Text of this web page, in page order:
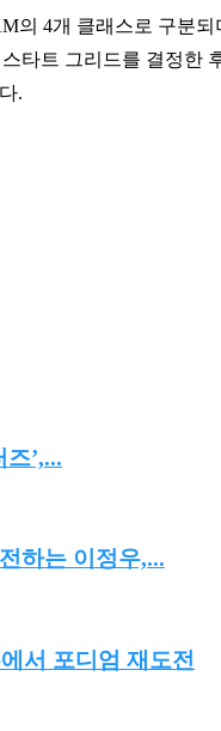
의 4개 클래스로 구분
타트 그리드를 결정한
.
’,...
하는 이정우,...
서 포디엄 재도전